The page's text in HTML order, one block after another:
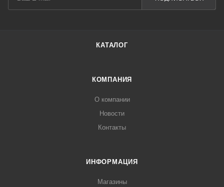
КАТАЛОГ
КОМПАНИЯ
О компании
Новости
Контакты
ИНФОРМАЦИЯ
Магазины